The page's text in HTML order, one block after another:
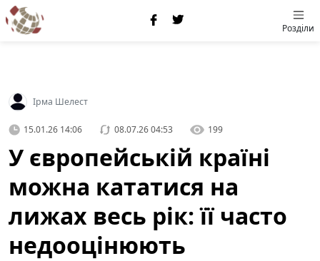
Розділи
Ірма Шелест
15.01.26 14:06 08.07.26 04:53 199
У європейській країні
можна кататися на
лижах весь рік: її часто
недооцінюють